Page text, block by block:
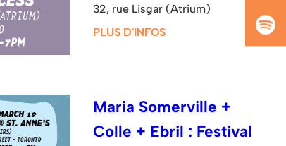
32, rue Lisgar (Atrium)
PLUS D'INFOS
Maria Somerville +
Colle + Ebril : Festival